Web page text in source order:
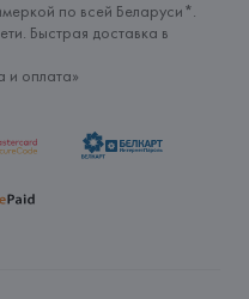
по всей Беларуси*.
Быстрая доставка в
и оплата»